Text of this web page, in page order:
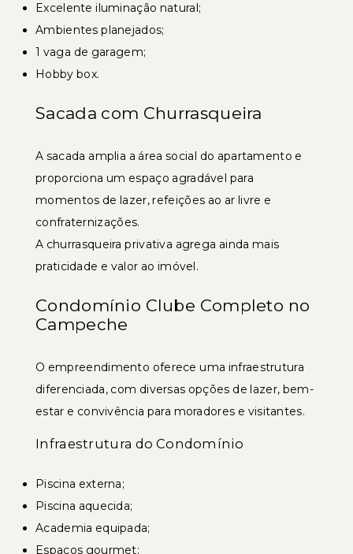
Excelente iluminação natural;
Ambientes planejados;
1 vaga de garagem;
Hobby box.
Sacada com Churrasqueira
A sacada amplia a área social do apartamento e
proporciona um espaço agradável para
momentos de lazer, refeições ao ar livre e
confraternizações.
A churrasqueira privativa agrega ainda mais
praticidade e valor ao imóvel.
Condomínio Clube Completo no
Campeche
O empreendimento oferece uma infraestrutura
diferenciada, com diversas opções de lazer, bem-
estar e convivência para moradores e visitantes.
Infraestrutura do Condomínio
Piscina externa;
Piscina aquecida;
Academia equipada;
Espaços gourmet;